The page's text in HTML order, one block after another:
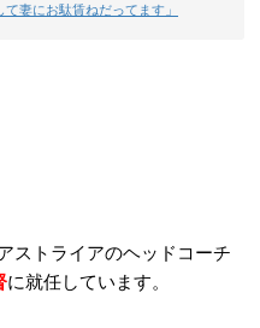
妻にお駄賃ねだってます」
ストライアのヘッドコーチ
に就任しています。